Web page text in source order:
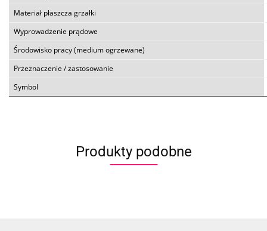
Materiał płaszcza grzałki
Wyprowadzenie prądowe
Środowisko pracy (medium ogrzewane)
Przeznaczenie / zastosowanie
Symbol
Produkty podobne